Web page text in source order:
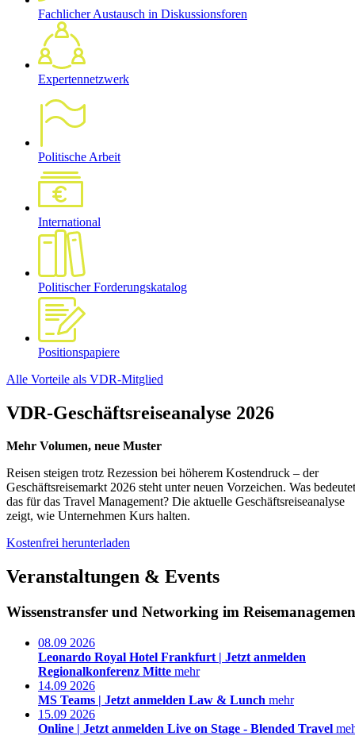
Fachlicher Austausch in Diskussionsforen
Expertennetzwerk
Politische Arbeit
International
Politischer Forderungskatalog
Positionspapiere
Alle Vorteile als VDR-Mitglied
VDR-Geschäftsreiseanalyse 2026
Mehr Volumen, neue Muster
Reisen steigen trotz Rezession bei höherem Kostendruck – der
Geschäftsreisemarkt 2026 steht unter neuen Vorzeichen. Was bedeutet
das für das Travel Management? Die aktuelle Geschäftsreiseanalyse
zeigt, wie Unternehmen Kurs halten.
Kostenfrei herunterladen
Veranstaltungen & Events
Wissenstransfer und Networking im
08.09 2026
Leonardo Royal Hotel Frankfurt | Jetzt anmelden
Regionalkonferenz Mitte mehr
14.09 2026
MS Teams | Jetzt anmelden Law & Lunch mehr
15.09 2026
Online | Jetzt anmelden Live on Stage - Blended Travel